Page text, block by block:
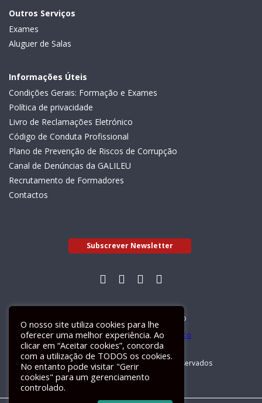
Outros Serviços
Exames
Aluguer de Salas
Informações Úteis
Condições Gerais: Formação e Exames
Política de privacidade
Livro de Reclamações Eletrónico
Código de Conduta Profissional
Plano de Prevenção de Riscos de Corrupção
Canal de Denúncias da GALILEU
Recrutamento de Formadores
Contactos
Subscrever Newsletter
Livro de Reclamações Electrónico
GALILEU 2026 © Todos os direitos reservados
O nosso site utiliza cookies para lhe
oferecer uma melhor experiência. Ao
clicar em “Aceitar cookies”, concorda
com a utilização de TODOS os cookies.
No entanto pode visitar "Gerir
cookies" para um gerenciamento
controlado.